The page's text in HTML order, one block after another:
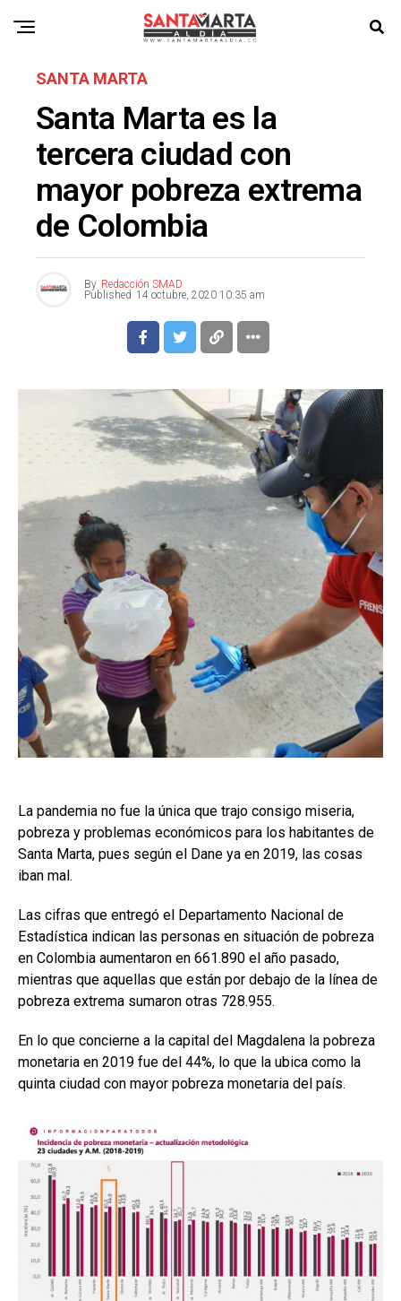
SANTA MARTA
Santa Marta es la
tercera ciudad con
mayor pobreza extrema
de Colombia
By Redacción SMAD
Published 14 octubre, 2020 10:35 am
La pandemia no fue la única que trajo consigo miseria,
pobreza y problemas económicos para los habitantes de
Santa Marta, pues según el Dane ya en 2019, las cosas
iban mal.
Las cifras que entregó el Departamento Nacional de
Estadística indican las personas en situación de pobreza
en Colombia aumentaron en 661.890 el año pasado,
mientras que aquellas que están por debajo de la línea de
pobreza extrema sumaron otras 728.955.
En lo que concierne a la capital del Magdalena la pobreza
monetaria en 2019 fue del 44%, lo que la ubica como la
quinta ciudad con mayor pobreza monetaria del país.